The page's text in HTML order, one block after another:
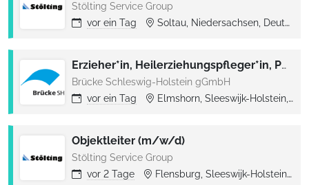
Stölting Service Group
vor ein Tag Soltau, Niedersachsen, Deutschland
Erzieher*in, Heilerziehungspfleger*in, Pflegefachkraft für die besondere Wohnform in Elmshorn(m/w/d)
Brücke Schleswig-Holstein gGmbH
vor ein Tag Elmshorn, Sleeswijk-Holstein, Deutschland
Objektleiter (m/w/d)
Stölting Service Group
vor 2 Tage Flensburg, Sleeswijk-Holstein, Deutschland